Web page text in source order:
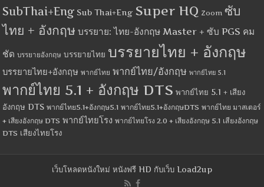
SubThai+Eng Sub Thai+Eng Super HQ Zoom ซับ
ไทย + อังกฤษ บรรยาย: ไทย-อังกฤษ Master + ซับ PGS คม
ชัด บรรยายอังกฤษ บรรยายไทย บรรยายไทย + อังกฤษ
บรรยายไทย+อังกฤษ พากย์ไทย พากย์ไทย/อังกฤษ พากย์ไทย 5.1
พากย์ไทย 5.1 + อังกฤษ DTS พากย์ไทย 5.1 + เสียง
อังกฤษ DTS พากย์ไทย5.1+อังกฤษ5.1 พากย์ไทย5.1+อังกฤษDTS พากย์ไทย มาสเตอร์
+ เสียงอังกฤษ DTS พากย์ไทยโรง พากย์ไทยโรง 2.0 + เสียงอังกฤษ 5.1 เสียงอังกฤษ
DTS เสียงไทยโรง
เว็บโหลดหนังใหม่ หนังฟรี HD กับเว็บ Load2up